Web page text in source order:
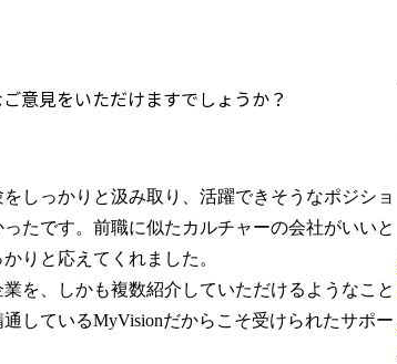
意見をいただけますでしょうか？
しっかりと汲み取り、活躍できそうなポジショ
たです。前職に似たカルチャーの会社がいいと
りと応えてくれました。
を、しかも複数紹介していただけるようなこと
しているMyVisionだからこそ受けられたサポー